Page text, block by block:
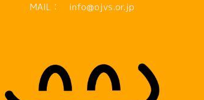
MAIL： info@ojvs.or.jp